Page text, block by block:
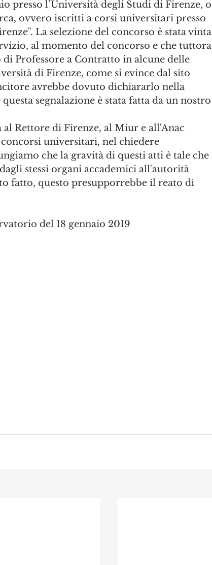
presso l’Università degli Studi di Firenze, o
ovvero iscritti a corsi universitari presso
La selezione del concorso è stata vinta
al momento del concorso e che tuttora
Professore a Contratto in alcune delle
di Firenze, come si evince dal sito
avrebbe dovuto dichiararlo nella
segnalazione è stata fatta da un nostro
Rettore di Firenze, al Miur e all'Anac
universitari, nel chiedere
che la gravità di questi atti è tale che
stessi organi accademici all'autorità
fatto, questo presupporrebbe il reato di
del 18 gennaio 2019